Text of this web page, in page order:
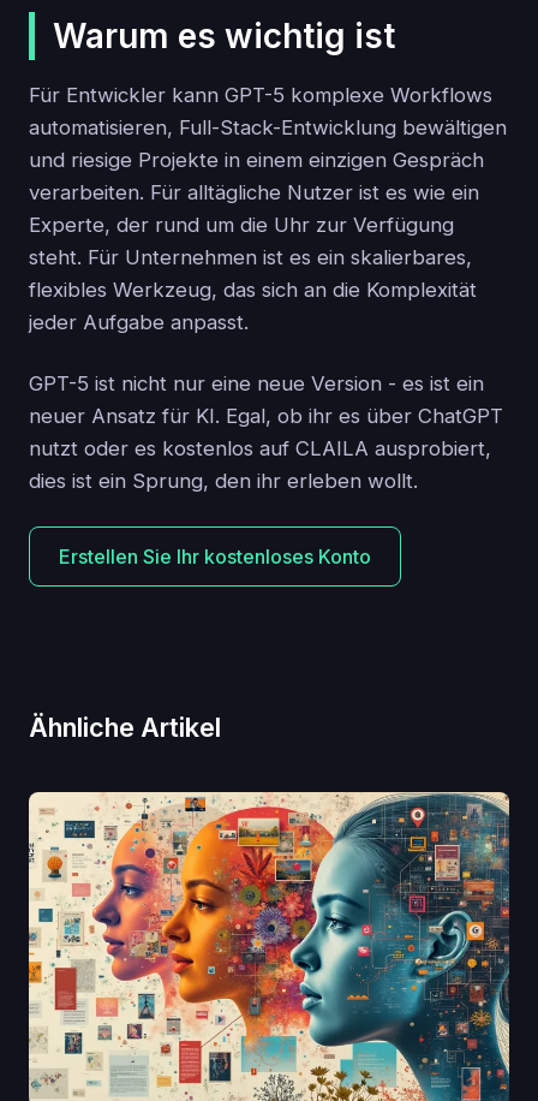
Warum es wichtig ist
Für Entwickler kann GPT-5 komplexe Workflows
automatisieren, Full-Stack-Entwicklung bewältigen
und riesige Projekte in einem einzigen Gespräch
verarbeiten. Für alltägliche Nutzer ist es wie ein
Experte, der rund um die Uhr zur Verfügung
steht. Für Unternehmen ist es ein skalierbares,
flexibles Werkzeug, das sich an die Komplexität
jeder Aufgabe anpasst.
GPT-5 ist nicht nur eine neue Version - es ist ein
neuer Ansatz für KI. Egal, ob ihr es über ChatGPT
nutzt oder es kostenlos auf CLAILA ausprobiert,
dies ist ein Sprung, den ihr erleben wollt.
Erstellen Sie Ihr kostenloses Konto
Ähnliche Artikel